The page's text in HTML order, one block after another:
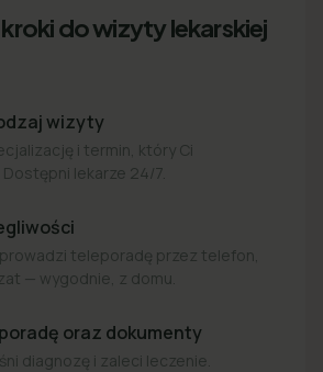
do wizyty lekarskiej
wizyty
i termin, który Ci
lekarze 24/7.
teleporadę przez telefon,
— wygodnie, z domu.
oraz dokumenty
diagnozę i zaleci leczenie.